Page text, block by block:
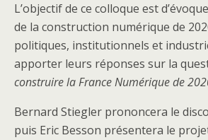
L’objectif de ce colloque est
de la construction numérique de
politiques, institutionnels et
apporter leurs réponses sur la
construire la France Numérique de
Bernard Stiegler prononcera le
puis Eric Besson présentera le